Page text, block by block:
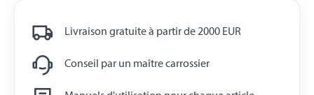
Livraison gratuite à partir de 2000 EUR
Conseil par un maître carrossier